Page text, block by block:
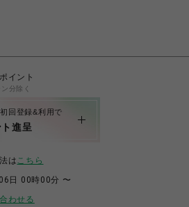
ポイント
分除く
回登録&利用で
進呈
はこちら
日 00時00分 〜
わせる